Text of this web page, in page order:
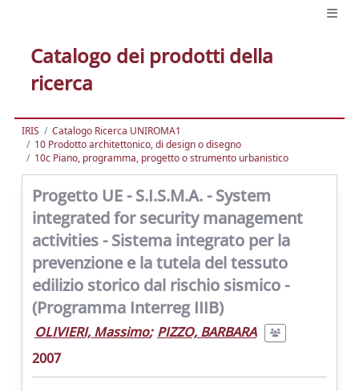
Catalogo dei prodotti della
ricerca
IRIS
Catalogo Ricerca UNIROMA1
10 Prodotto architettonico, di design o disegno
10c Piano, programma, progetto o strumento urbanistico
Progetto UE - S.I.S.M.A. - System
integrated for security management
activities - Sistema integrato per la
prevenzione e la tutela del tessuto
edilizio storico dal rischio sismico -
(Programma Interreg IIIB)
OLIVIERI, Massimo; PIZZO, BARBARA
2007